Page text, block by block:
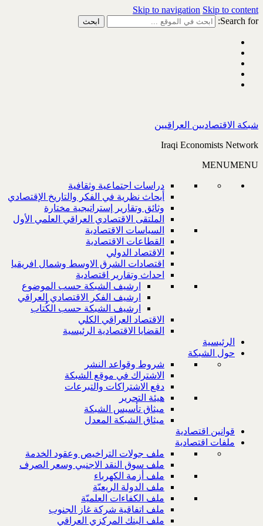
Skip to navigation Skip to content
Search for:
شبكة الاقتصاديين العراقيين
Iraqi Economists Network
MENUMENU
دراسات اجتماعية وثقافية
أبحاث نظرية في الفكر والتاريخ الإقتصادي
وثائق وتقارير إستراتيجية مختارة
الملتقى الاقتصادي العراقي العلمي الأول
السياسات الاقتصادية
القطاعات الاقتصادية
الاقتصاد الدولي
اقتصادات الشرق الاوسط وشمال افريقيا
احداث وتقارير اقتصادية
ارشيف الشبكة حسب الموضوع
ارشيف الفكر الاقتصادي العراقي
ارشيف الشبكة حسب الكُتاب
الاقتصاد العراقي الكلي
القضايا الاقتصادية الرئيسية
الرئيسية
حول الشبكة
شروط وقواعد النشر
الاشتراك في موقع الشبكة
دفع الاشتراكات والتبرعات
هيئة التحرير
ميثاق تأسيس الشبكة
ميثاق الشبكة المعدل
قوانين اقتصادية
ملفات اقتصادية
ملف جولات التراخيص وعقود الخدمة
ملف سوق النقد الاجنبي وسعر الصرف
ملف أزمة الكهرباء
ملف الدولة الريعيّة
ملف الكفاءات العلميّة
ملف اتفاقية شركة غاز الجنوب
ملف البنك المركزي العراقي